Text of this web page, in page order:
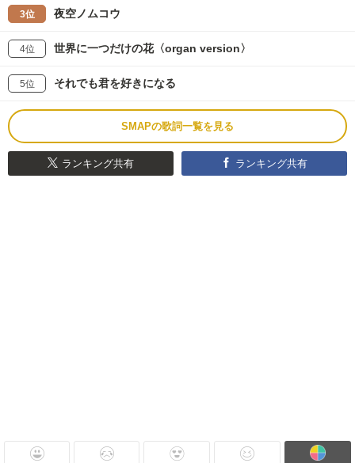
3位 夜空ノムコウ
4位 世界に一つだけの花〈organ version〉
5位 それでも君を好きになる
SMAPの歌詞一覧を見る
ランキング共有 ランキング共有